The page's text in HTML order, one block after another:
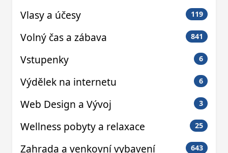
Vlasy a účesy 119
Volný čas a zábava 841
Vstupenky 6
Výdělek na internetu 6
Web Design a Vývoj 3
Wellness pobyty a relaxace 25
Zahrada a venkovní vybavení 643